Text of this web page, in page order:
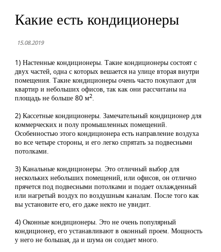
Какие есть кондиционеры
15.08.2019
1) Настенные кондиционеры. Такие кондиционеры состоят с
двух частей, одна с которых вешается на улице вторая внутри
помещения. Такие кондиционеры очень часто покупают для
квартир и небольших офисов, так как они рассчитаны на
площадь не больше 80 м2.
2) Кассетные кондиционеры. Замечательный кондиционер для
коммерческих и полу промышленных помещений.
Особенностью этого кондиционера есть направление воздуха
во все четыре стороны, и его легко спрятать за подвесными
потолками.
3) Канальные кондиционеры. Это отличный выбор для
нескольких небольших помещений, или офисов, он отлично
прячется под подвесными потолками и подает охлажденный
или нагретый воздух по воздушным каналам. После того как
вы установите его, его даже некто не увидит.
4) Оконные кондиционеры. Это не очень популярный
кондиционер, его устанавливают в оконный проем. Мощность
у него не большая, да и шума он создает много.